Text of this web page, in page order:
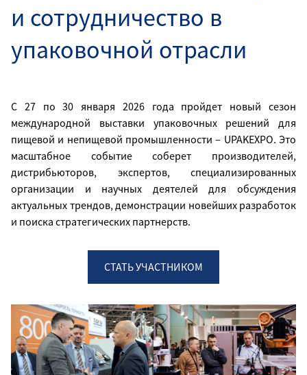
и сотрудничество в
упаковочной отрасли
С 27 по 30 января 2026 года пройдет новый сезон
международной выставки упаковочных решений для
пищевой и непищевой промышленности – UPAKEXPO. Это
масштабное событие соберет производителей,
дистрибьюторов, экспертов, специализированных
организации и научных деятелей для обсуждения
актуальных трендов, демонстрации новейших разработок
и поиска стратегических партнерств.
СТАТЬ УЧАСТНИКОМ